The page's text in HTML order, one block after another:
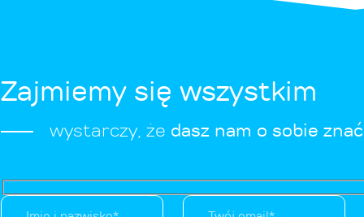
Zajmiemy się wszystkim
wystarczy, że dasz nam o sobie znać